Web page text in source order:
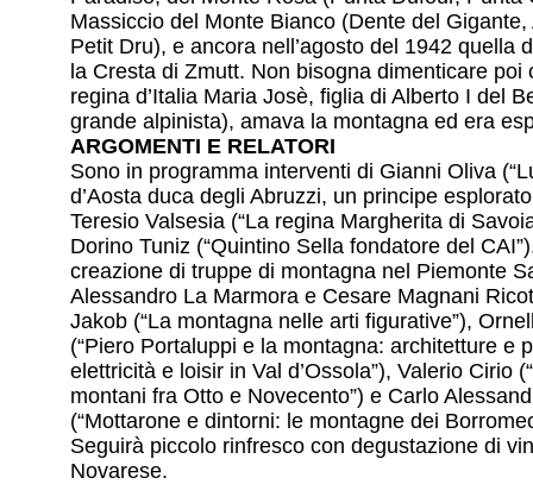
Massiccio del Monte Bianco (Dente del
Petit Dru), e ancora nell’agosto del 1942 quella
la Cresta di Zmutt. Non bisogna dimenticare poi
regina d’Italia Maria Josè, figlia di Alberto I del
grande alpinista), amava la montagna ed era
ARGOMENTI E RELATORI
Sono in programma interventi di Gianni Oliva
d’Aosta duca degli Abruzzi, un principe
Teresio Valsesia (“La regina Margherita di
Dorino Tuniz (“Quintino Sella fondatore del
creazione di truppe di montagna nel Piemonte
Alessandro La Marmora e Cesare Magnani
Jakob (“La montagna nelle arti figurative”),
(“Piero Portaluppi e la montagna: architetture e
elettricità e loisir in Val d’Ossola”), Valerio Cirio
montani fra Otto e Novecento”) e Carlo
(“Mottarone e dintorni: le montagne dei
Seguirà piccolo rinfresco con degustazione di
Novarese.